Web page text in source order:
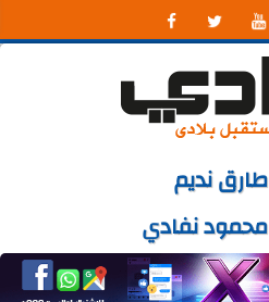
  
طارق نديم
محمود نفادي